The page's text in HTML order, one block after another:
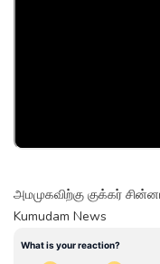
அமமுகவிற்கு குக்கர்
Kumudam News